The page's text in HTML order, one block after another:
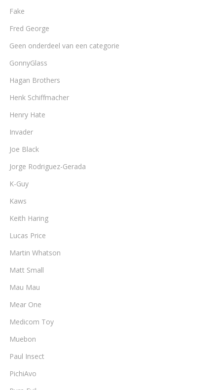
Fake
Fred George
Geen onderdeel van een categorie
GonnyGlass
Hagan Brothers
Henk Schiffmacher
Henry Hate
Invader
Joe Black
Jorge Rodriguez-Gerada
K-Guy
Kaws
Keith Haring
Lucas Price
Martin Whatson
Matt Small
Mau Mau
Mear One
Medicom Toy
Muebon
Paul Insect
PichiAvo